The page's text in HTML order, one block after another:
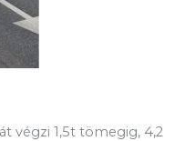
végzi 1,5t tömegig, 4,2